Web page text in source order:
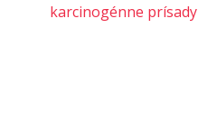
karcinogénne prísady